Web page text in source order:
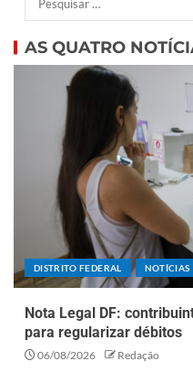
AS QUATRO
DISTRITO FEDERAL NOTÍCIAS
Nota Legal DF:
para regularizar débitos
06/08/2026 Redação